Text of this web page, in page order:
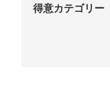
得意カテゴリー